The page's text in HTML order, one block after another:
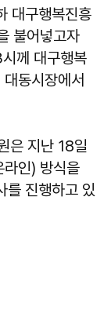
대구행복진흥
불어넣고자
께 대구행복
동시장에서
은 지난 18일
인) 방식을
를 진행하고 있